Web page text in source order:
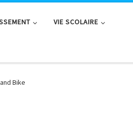
VIE SCOLAIRE
Bike